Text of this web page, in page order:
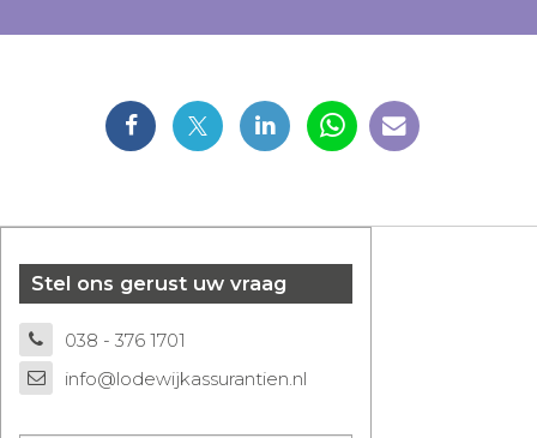
Stel ons gerust uw vraag
038 - 376 1701
info@lodewijkassurantien.nl